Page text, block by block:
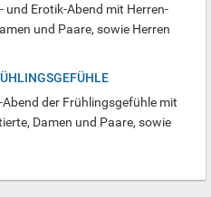
und Erotik-Abend mit Herren-
und Paare, sowie Herren
der Frühlingsgefühle mit
Damen und Paare, sowie